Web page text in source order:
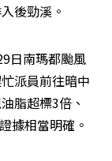
後勁溪。
日南瑪都颱風
派員前往暗中
脂超標3倍、
據相當明確。